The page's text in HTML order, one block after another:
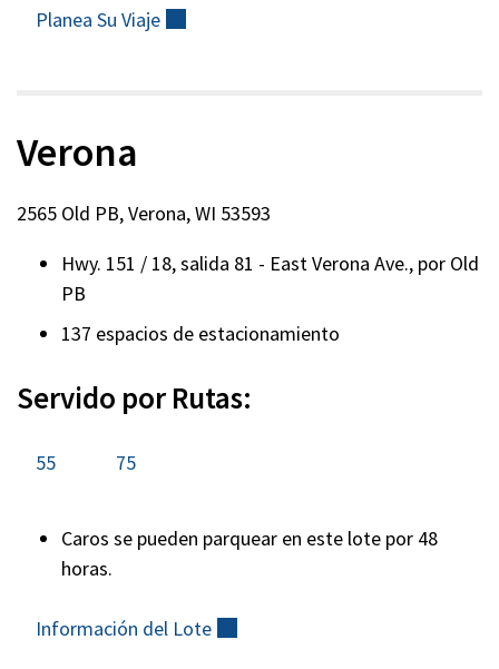
Planea SuViaje
Verona
2565 Old PB, Verona, WI 53593
Hwy. 151 / 18, salida 81 - East Verona Ave., por Old
PB
137 espacios de estacionamiento
Servido por Rutas:
55 75
Caros se pueden parquear en este lote por 48
horas.
Información del Lote